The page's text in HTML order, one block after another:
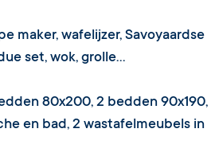
maker, wafelijzer, Savoyaardse
set, wok, grolle...
80x200, 2 bedden 90x190,
en bad, 2 wastafelmeubels in